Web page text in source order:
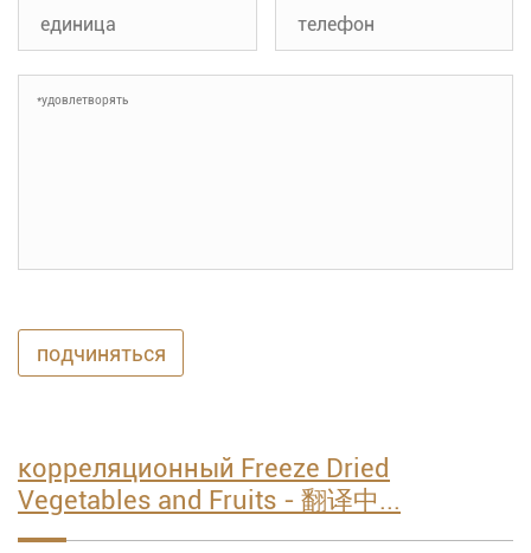
подчиняться
корреляционный Freeze Dried
Vegetables and Fruits - 翻译中...